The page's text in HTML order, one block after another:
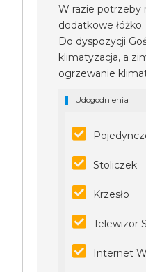
W razie potrzeby
dodatkowe łóżko.
Do dyspozycji
klimatyzacja, a
ogrzewanie
Udogodnienia
Stoliczek
Krzesło
Telewizor
Internet